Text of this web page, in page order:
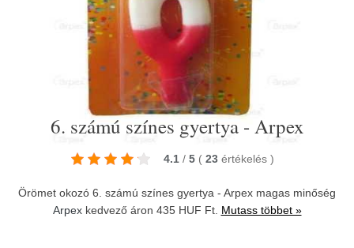
6. számú színes gyertya - Arpex
4.1 / 5 ( 23 értékelés )
Örömet okozó 6. számú színes gyertya - Arpex magas minőség
Arpexkedvező áron 435 HUF Ft. Mutass többet »